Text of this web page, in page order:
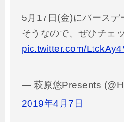
5月17日(金)にバースデ
そうなので、ぜひチェ
pic.twitter.com/
— 萩原悠Presents
2019年4月7日